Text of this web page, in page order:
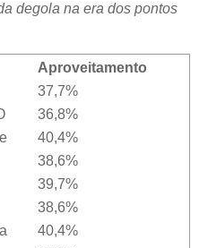
degola na era dos pontos
Aproveitamento
37,7%
36,8%
40,4%
38,6%
39,7%
38,6%
40,4%